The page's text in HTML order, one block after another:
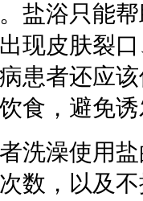
盐浴只能
现皮肤裂
患者还应
食，避免
洗澡使用
数，以及